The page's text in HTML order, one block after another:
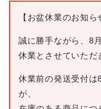
【お盆休業のお知ら
誠に勝手ながら、8
休業とさせていただ
休業前の発送受付
が、